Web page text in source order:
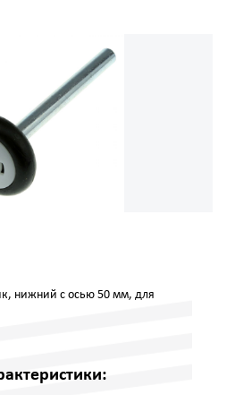
нижний с осью 50 мм, для